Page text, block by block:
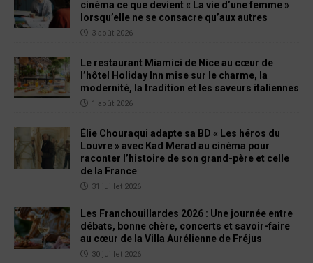
cinéma ce que devient « La vie d’une femme »
lorsqu’elle ne se consacre qu’aux autres
3 août 2026
Le restaurant Miamici de Nice au cœur de
l’hôtel Holiday Inn mise sur le charme, la
modernité, la tradition et les saveurs italiennes
1 août 2026
Élie Chouraqui adapte sa BD « Les héros du
Louvre » avec Kad Merad au cinéma pour
raconter l’histoire de son grand-père et celle
de la France
31 juillet 2026
Les Franchouillardes 2026 : Une journée entre
débats, bonne chère, concerts et savoir-faire
au cœur de la Villa Aurélienne de Fréjus
30 juillet 2026